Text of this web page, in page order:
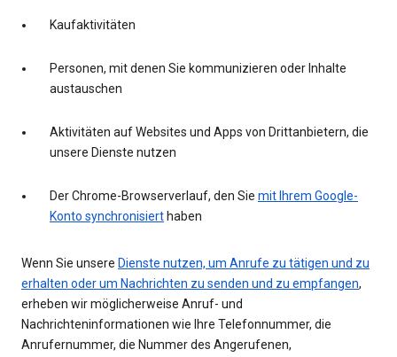
Kaufaktivitäten
Personen, mit denen Sie kommunizieren oder Inhalte
austauschen
Aktivitäten auf Websites und Apps von Drittanbietern, die
unsere Dienste nutzen
Der Chrome-Browserverlauf, den Sie mit Ihrem Google-
Konto synchronisiert haben
Wenn Sie unsere Dienste nutzen, um Anrufe zu tätigen und zu
erhalten oder um Nachrichten zu senden und zu empfangen,
erheben wir möglicherweise Anruf- und
Nachrichteninformationen wie Ihre Telefonnummer, die
Anrufernummer, die Nummer des Angerufenen,